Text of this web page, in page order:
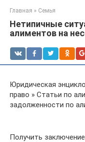
Главная » Семья
Нетипичные
алиментов на
Юридическая
право » Статьи по
задолженности по
Получить